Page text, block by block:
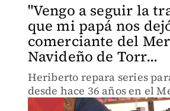
"Vengo a seguir la
que mi papá nos
comerciante del
Navideño de Torr...
Heriberto repara series
desde hace 36 años en el